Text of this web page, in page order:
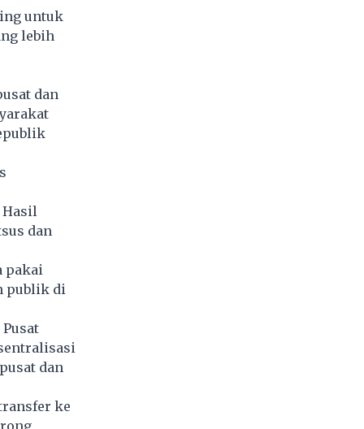
untuk
lebih
dan
dan
pakai
publik di
dan
ke